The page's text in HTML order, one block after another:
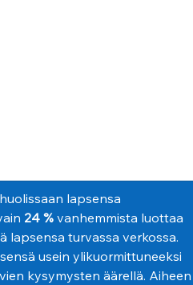
lapsensa
24 % vanhemmista luottaa
lapsensa turvassa verkossa.
usein ylikuormittuneeksi
kysymysten äärellä.